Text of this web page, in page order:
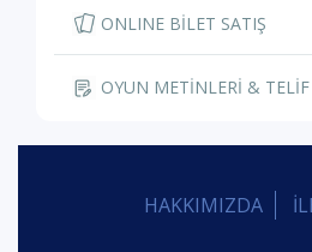
ONLINE BİLET SATIŞ
OYUN METİNLERİ &
HAKKIMIZDA